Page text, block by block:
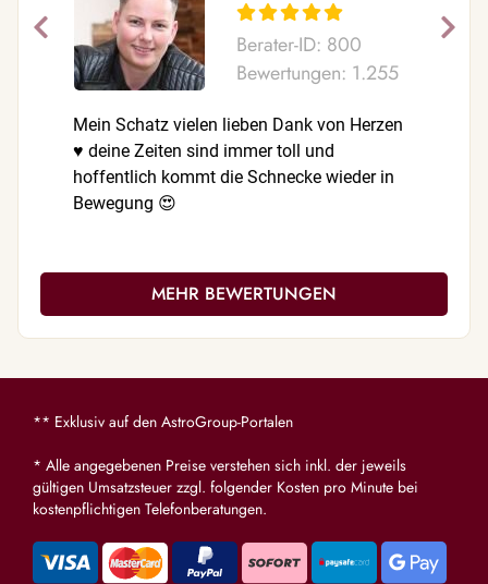
Berater-ID: 800
Bewertungen: 1.255
Mein Schatz vielen lieben Dank von Herzen
♥️ deine Zeiten sind immer toll und
hoffentlich kommt die Schnecke wieder in
Bewegung 😍
MEHR BEWERTUNGEN
** Exklusiv auf den AstroGroup-Portalen
* Alle angegebenen Preise verstehen sich inkl. der jeweils
gültigen Umsatzsteuer zzgl. folgender Kosten pro Minute bei
kostenpflichtigen Telefonberatungen.